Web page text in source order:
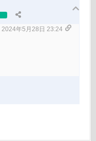
2024年5月28日 23:24